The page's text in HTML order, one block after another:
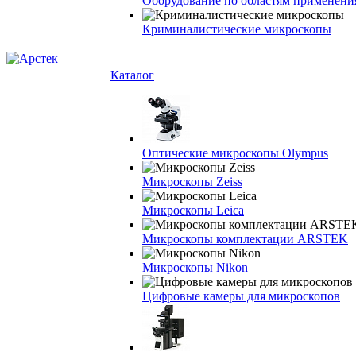
Криминалистические микроскопы
Каталог
Оптические микроскопы Olympus
Микроскопы Zeiss
Микроскопы Leica
Микроскопы комплектации ARSTEK
Микроскопы Nikon
Цифровые камеры для микроскопов